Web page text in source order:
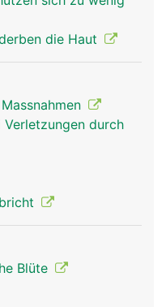
die Haut
durch
Blüte